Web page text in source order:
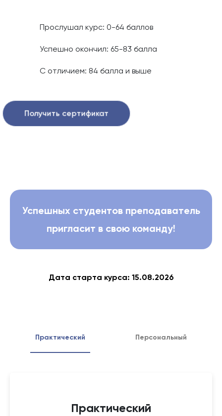
Прослушал курс: 0-64 баллов
Успешно окончил: 65-83 балла
С отличием: 84 балла и выше
Получить сертификат
Успешных студентов преподаватель
пригласит в свою команду!
Дата старта курса: 15.08.2026
Практический Персональный
Практический